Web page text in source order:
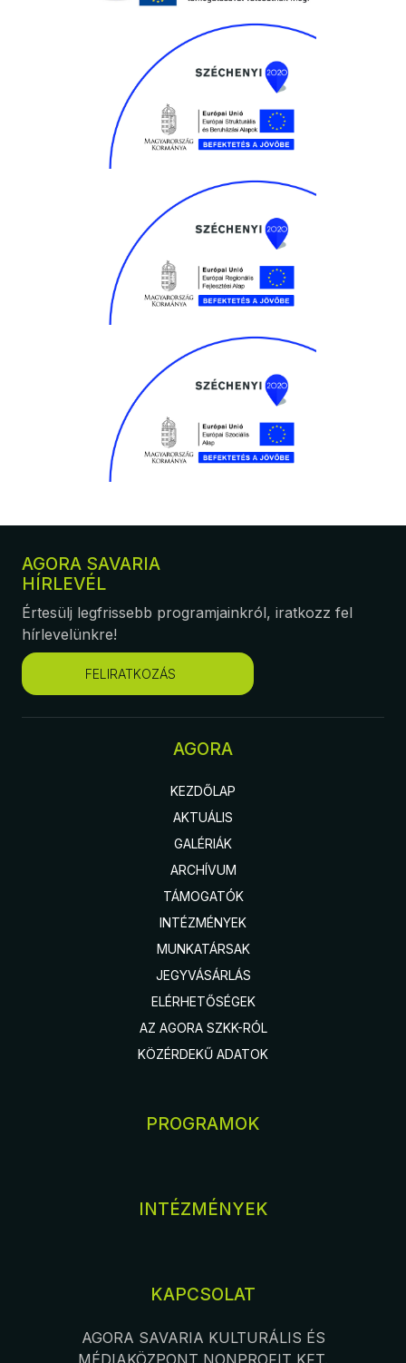
AGORA SAVARIA
HÍRLEVÉL
Értesülj legfrissebb programjainkról, iratkozz fel
hírlevelünkre!
FELIRATKOZÁS
AGORA
KEZDŐLAP
AKTUÁLIS
GALÉRIÁK
ARCHÍVUM
TÁMOGATÓK
INTÉZMÉNYEK
MUNKATÁRSAK
JEGYVÁSÁRLÁS
ELÉRHETŐSÉGEK
AZ AGORA SZKK-RÓL
KÖZÉRDEKŰ ADATOK
PROGRAMOK
INTÉZMÉNYEK
KAPCSOLAT
AGORA SAVARIA KULTURÁLIS ÉS